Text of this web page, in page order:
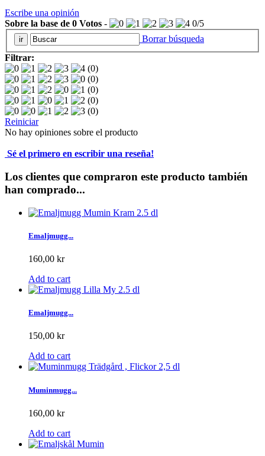
Escribe una opinión
Sobre la base de 0 Votos - 0/5
Borrar búsqueda
Filtrar:
(0)
(0)
(0)
(0)
(0)
Reiniciar
No hay opiniones sobre el producto
Sé el primero en escribir una reseña!
Los clientes que compraron este producto también
han comprado...
Emaljmugg...
160,00 kr
Add to cart
Emaljmugg...
150,00 kr
Add to cart
Muminmugg...
160,00 kr
Add to cart